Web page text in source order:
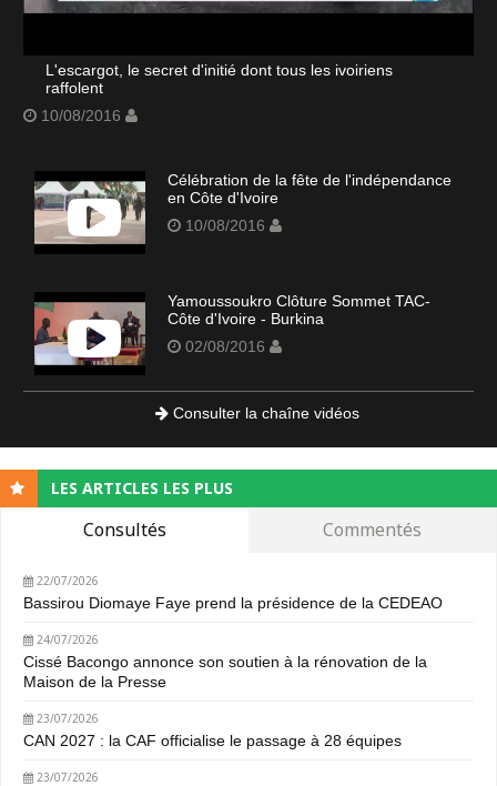
L'escargot, le secret d'initié dont tous les ivoiriens
raffolent
10/08/2016
Célébration de la fête de l'indépendance
en Côte d'Ivoire
10/08/2016
Yamoussoukro Clôture Sommet TAC-
Côte d'Ivoire - Burkina
02/08/2016
Consulter la chaîne vidéos
LES ARTICLES LES PLUS
Consultés Commentés
22/07/2026
Bassirou Diomaye Faye prend la présidence de la CEDEAO
24/07/2026
Cissé Bacongo annonce son soutien à la rénovation de la
Maison de la Presse
23/07/2026
CAN 2027 : la CAF officialise le passage à 28 équipes
23/07/2026